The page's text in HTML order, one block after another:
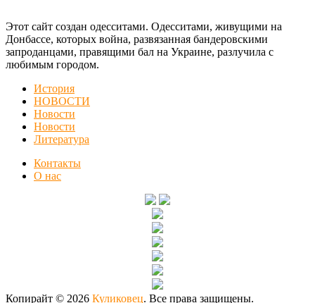
Этот сайт создан одесситами. Одесситами, живущими на
Донбассе, которых война, развязанная бандеровскими
запроданцами, правящими бал на Украине, разлучила с
любимым городом.
История
НОВОСТИ
Новости
Новости
Литература
Контакты
О нас
Копирайт © 2026 Куликовец. Все права защищены.